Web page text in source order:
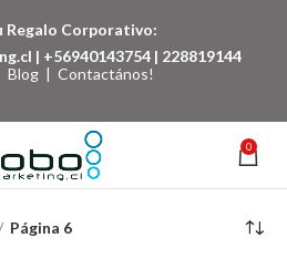
Regalo Corporativo:
| +56940143754 | 228819144
Blog | Contactános!
0
Página 6